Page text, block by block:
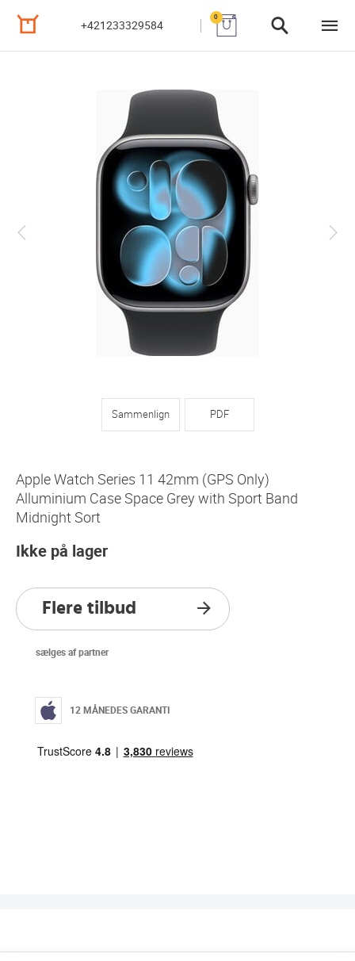
+421233329584
0
Sammenlign PDF
Apple Watch Series 11 42mm (GPS Only)
Alluminium Case Space Grey with Sport Band
Midnight Sort
Ikke på lager
Flere tilbud
sælges af partner
12 MÅNEDES GARANTI